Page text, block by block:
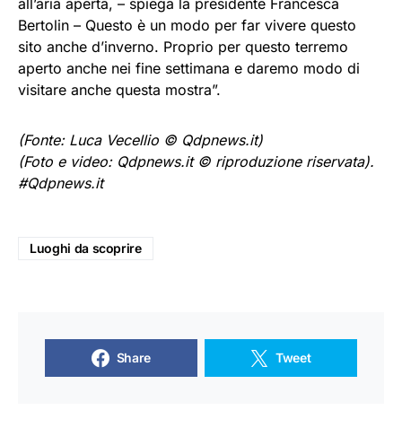
Bertolin – Questo è un modo per far vivere questo
sito anche d’inverno. Proprio per questo terremo
aperto anche nei fine settimana e daremo modo di
visitare anche questa mostra”.
(Fonte: Luca Vecellio © Qdpnews.it)
(Foto e video: Qdpnews.it © riproduzione riservata).
#Qdpnews.it
Luoghi da scoprire
Share Tweet